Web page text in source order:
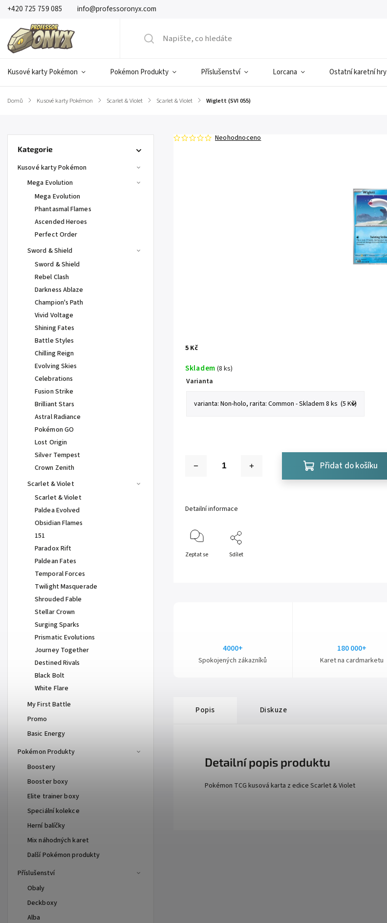
+420 725 759 085 info@professoronyx.com
Kusové karty Pokémon Pokémon Produkty Příslušenství Lorcana Ostatní karetní hry
Domů / Kusové karty Pokémon / Scarlet & Violet / Scarlet & Violet / Wiglett (SVI 055)
Kategorie
Kusové karty Pokémon
Mega Evolution
Mega Evolution
Phantasmal Flames
Ascended Heroes
Perfect Order
Sword & Shield
Sword & Shield
Rebel Clash
Darkness Ablaze
Champion's Path
Vivid Voltage
Shining Fates
Battle Styles
Chilling Reign
Evolving Skies
Celebrations
Fusion Strike
Brilliant Stars
Astral Radiance
Pokémon GO
Lost Origin
Silver Tempest
Crown Zenith
Scarlet & Violet
Scarlet & Violet
Paldea Evolved
Obsidian Flames
151
Paradox Rift
Paldean Fates
Temporal Forces
Twilight Masquerade
Shrouded Fable
Stellar Crown
Surging Sparks
Prismatic Evolutions
Journey Together
Destined Rivals
Black Bolt
White Flare
My First Battle
Promo
Basic Energy
Pokémon Produkty
Boostery
Booster boxy
Elite trainer boxy
Speciální kolekce
Herní balíčky
Mix náhodných karet
Další Pokémon produkty
Příslušenství
Obaly
Deckboxy
Alba
Neohodnoceno
5 Kč
Skladem (8 ks)
Varianta
Přidat do košíku
Detailní informace
Zeptat se Sdílet
4000+
Spokojených zákazníků
180 000+
Karet na cardmarketu
Popis Diskuze
Detailní popis produktu
Pokémon TCG kusová karta z edice Scarlet& Violet